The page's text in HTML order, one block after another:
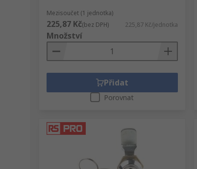
Mezisoučet (1 jednotka)
225,87 Kč(bez DPH) 225,87 Kč/jednotka
Množství
Přidat
Porovnat